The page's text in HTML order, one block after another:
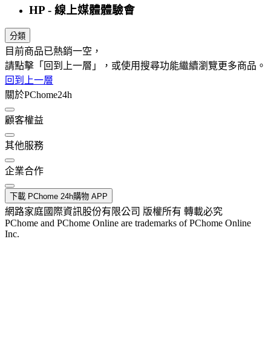
HP - 線上媒體體驗會
分類
目前商品已熱銷一空，
請點擊「回到上一層」，或使用搜尋功能繼續瀏覽更多商品。
回到上一層
關於PChome24h
顧客權益
其他服務
企業合作
下載 PChome 24h購物 APP
網路家庭國際資訊股份有限公司 版權所有 轉載必究
PChome and PChome Online are trademarks of PChome Online
Inc.